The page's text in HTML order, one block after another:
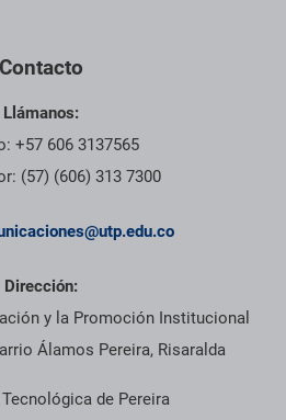
Contacto
Llámanos:
+57 606 3137565
(57) (606) 313 7300
Dirección:
y la Promoción Institucional
Álamos Pereira, Risaralda
de Pereira